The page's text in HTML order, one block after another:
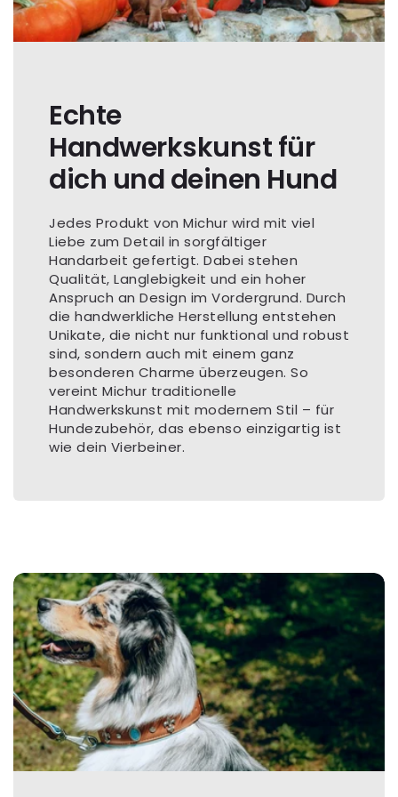
Echte
Handwerkskunst für
dich und deinen Hund
Jedes Produkt von Michur wird mit viel
Liebe zum Detail in sorgfältiger
Handarbeit gefertigt. Dabei stehen
Qualität, Langlebigkeit und ein hoher
Anspruch an Design im Vordergrund. Durch
die handwerkliche Herstellung entstehen
Unikate, die nicht nur funktional und robust
sind, sondern auch mit einem ganz
besonderen Charme überzeugen. So
vereint Michur traditionelle
Handwerkskunst mit modernem Stil – für
Hundezubehör, das ebenso einzigartig ist
wie dein Vierbeiner.